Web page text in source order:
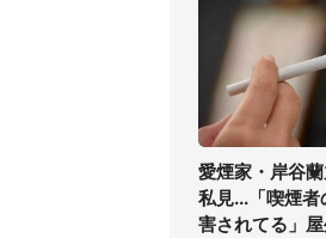
愛煙家・岸谷
私見...「喫煙
害されてる」屋